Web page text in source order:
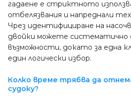
гадаене е стриктното
отбелязвания и напреднали
Чрез идентифициране на
двойки можете систематично
възможности, докато за една
един логически избор.
Колко време трябва да
судоку?